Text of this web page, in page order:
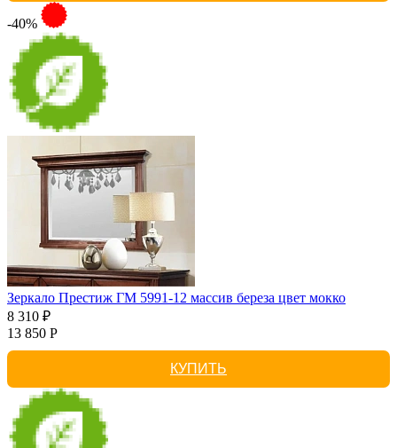
-40%
Зеркало Престиж ГМ 5991-12 массив береза цвет мокко
8 310 ₽
13 850 Р
КУПИТЬ